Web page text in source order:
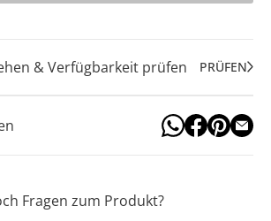
& Verfügbarkeit prüfen PRÜFEN
Fragen zum Produkt?